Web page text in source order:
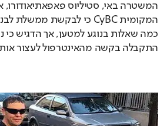
התקבלה בקשה מהאינטרפול לעצור אותו.